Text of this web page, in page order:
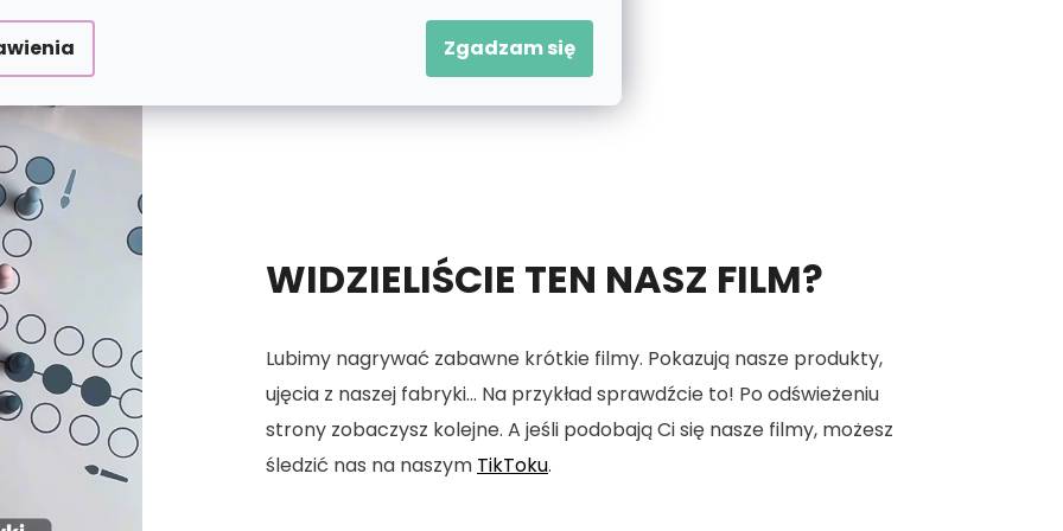
Zgadzam się
WIDZIELIŚCIE TEN NASZ FILM?
Lubimy nagrywać zabawne krótkie filmy. Pokazują nasze produkty,
ujęcia z naszej fabryki... Na przykład sprawdźcie to! Po odświeżeniu
strony zobaczysz kolejne. A jeśli podobają Ci się nasze filmy, możesz
śledzić nas na naszym TikToku.